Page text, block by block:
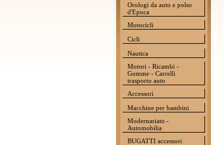
Orologi da auto e polso
d'Epoca
Motocicli
Cicli
Nautica
Motori - Ricambi -
Gomme - Carrelli
trasporto auto
Accessori
Macchine per bambini
Modernariato -
Automobilia
BUGATTI accessori